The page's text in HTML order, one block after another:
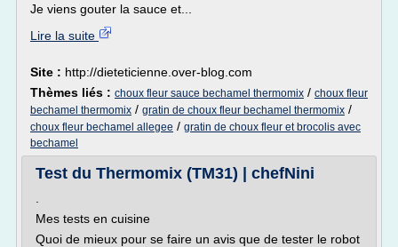
Je viens gouter la sauce et...
Lire la suite
Site : http://dieteticienne.over-blog.com
Thèmes liés : choux fleur sauce bechamel thermomix / choux fleur
bechamel thermomix / gratin de choux fleur bechamel thermomix /
choux fleur bechamel allegee / gratin de choux fleur et brocolis avec
bechamel
Test du Thermomix (TM31) | chefNini
Mes tests en cuisine
Quoi de mieux pour se faire un avis que de tester le robot